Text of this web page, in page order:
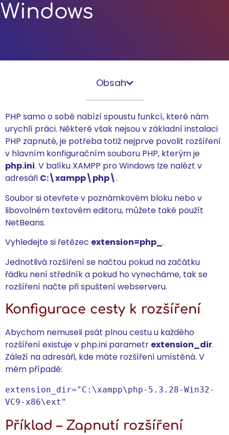
Windows
Obsah
PHP samo o sobě nabízí spoustu funkcí, které nám
urychlí práci. Některé však nejsou v základní instalaci
PHP zapnuté, je potřeba totiž nejprve povolit rozšíření
v hlavním konfiguračním souboru PHP, kterým je
php.ini. V balíku XAMPP pro Windows lze nalézt v
adresáři C:\xampp\php\.
Soubor si otevřete v poznámkovém bloku nebo v
libovolném textovém editoru, můžete také použít
NetBeans.
Vyhledejte si řetězec extension=php_.
Jednotlivá rozšíření se načtou pokud na začátku
řádku není středník a pokud ho vynecháme, tak se
rozšíření načte při spuštení webserveru.
Konfigurace cesty k rozšíření
Abychom nemuseli psát plnou cestu u každého
rozšíření existuje v php.ini parametr extension_dir.
Záleží na adresáři, kde máte rozšíření umístěná. V
mém případě:
extension_dir="C:\xampp\php-5.3.28-Win32-
VC9-x86\ext"
Příklad – Zapnutí rozšíření